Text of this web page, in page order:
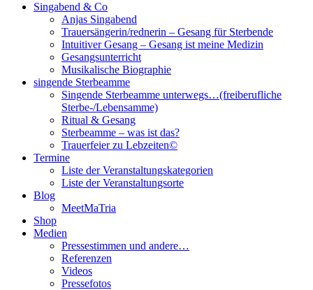
Singabend & Co
Anjas Singabend
Trauersängerin/rednerin – Gesang für Sterbende
Intuitiver Gesang – Gesang ist meine Medizin
Gesangsunterricht
Musikalische Biographie
singende Sterbeamme
Singende Sterbeamme unterwegs…(freiberufliche
Sterbe-/Lebensamme)
Ritual & Gesang
Sterbeamme – was ist das?
Trauerfeier zu Lebzeiten©
Termine
Liste der Veranstaltungskategorien
Liste der Veranstaltungsorte
Blog
MeetMaTria
Shop
Medien
Pressestimmen und andere…
Referenzen
Videos
Pressefotos